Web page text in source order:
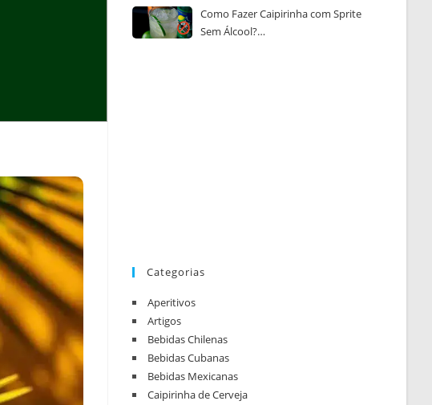
Como Fazer Caipirinha com Sprite
Sem Álcool?…
Categorias
Aperitivos
Artigos
Bebidas Chilenas
Bebidas Cubanas
Bebidas Mexicanas
Caipirinha de Cerveja